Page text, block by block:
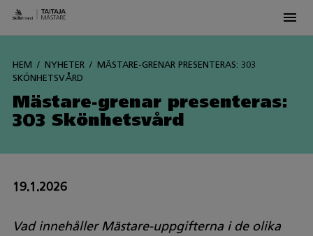
HEM NYHETER
MÄSTARE-GRENAR PRESENTERAS: 303
SKÖNHETSVÅRD
Mästare-grenar presenteras:
303 Skönhetsvård
19.1.2026
Vad innehåller Mästare-uppgifterna i de olika